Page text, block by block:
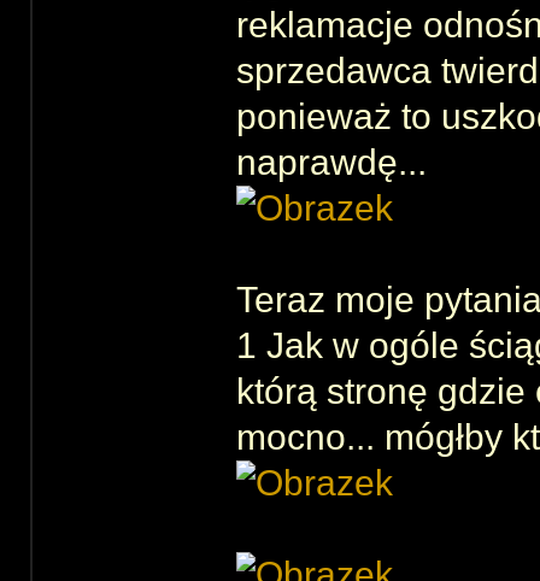
reklamacje
sprzedawca
ponieważ to
naprawdę...
Teraz moje
1 Jak w ogóle
którą stronę
mocno... mógłby